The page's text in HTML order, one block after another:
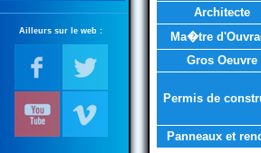
Ailleurs sur le web :
Architecte
Ma�tre
Gros Oeuvre
Permis de
Panneaux et